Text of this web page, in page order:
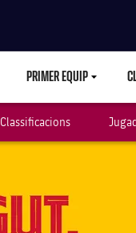
PRIMER EQUIP
Classificacions